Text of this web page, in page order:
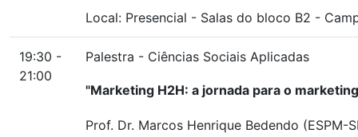
Local: Presencial - Salas do bloco B2 -
19:30 -
21:00
Palestra - Ciências Sociais Aplicadas
"Marketing H2H: a jornada para o
Prof. Dr. Marcos Henrique Bedendo (ESPM-